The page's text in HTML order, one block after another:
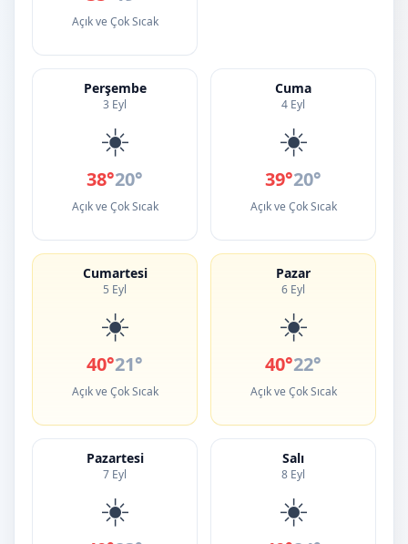
Açık ve Çok Sıcak
Perşembe
3 Eyl
☀️
38°20°
Açık ve Çok Sıcak
Cuma
4 Eyl
☀️
39°20°
Açık ve Çok Sıcak
Cumartesi
5 Eyl
☀️
40°21°
Açık ve Çok Sıcak
Pazar
6 Eyl
☀️
40°22°
Açık ve Çok Sıcak
Pazartesi
7 Eyl
☀️
Salı
8 Eyl
☀️